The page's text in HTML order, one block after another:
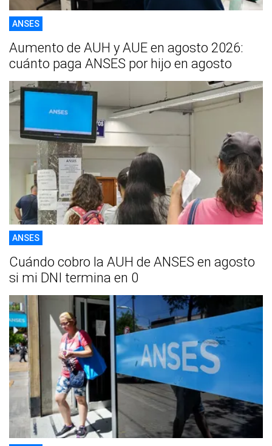
ANSES
Aumento de AUH y AUE en agosto 2026:
cuánto paga ANSES por hijo en agosto
ANSES
Cuándo cobro la AUH de ANSES en agosto
si mi DNI termina en 0